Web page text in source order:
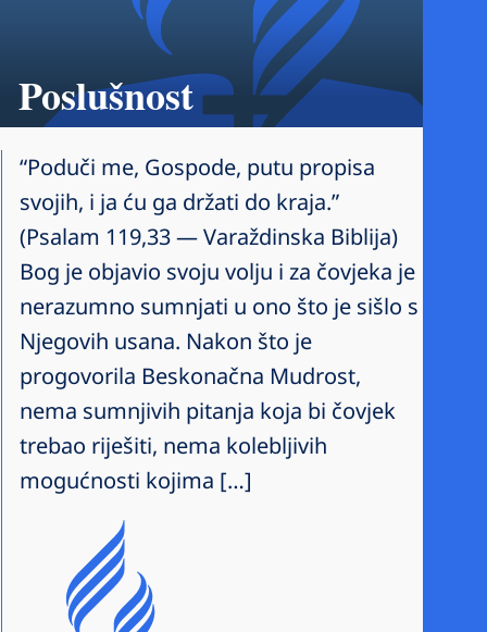
Poslušnost
“Poduči me, Gospode, putu propisa
svojih, i ja ću ga držati do kraja.”
(Psalam 119,33 — Varaždinska Biblija)
Bog je objavio svoju volju i za čovjeka je
nerazumno sumnjati u ono što je sišlo s
Njegovih usana. Nakon što je
progovorila Beskonačna Mudrost,
nema sumnjivih pitanja koja bi čovjek
trebao riješiti, nema kolebljivih
mogućnosti kojima […]